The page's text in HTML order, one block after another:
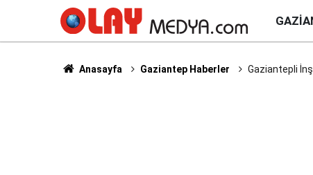
Anasayfa Gaziantep Haberler Gaziantepli